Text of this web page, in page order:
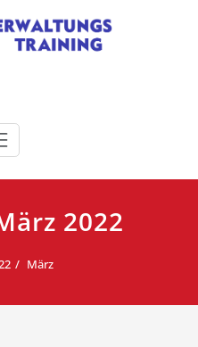
gehirn-
°KompetenzCamps
2022
März